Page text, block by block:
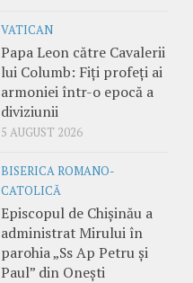
VATICAN
Papa Leon către Cavalerii
lui Columb: Fiți profeți ai
armoniei într-o epocă a
diviziunii
5 AUGUST 2026
BISERICA ROMANO-
CATOLICĂ
Episcopul de Chișinău a
administrat Mirului în
parohia „Ss Ap Petru și
Paul” din Onești